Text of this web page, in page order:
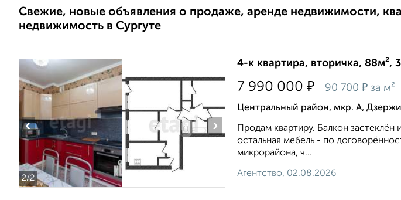
Свежие, новые объявления о продаже, аренде недвижимости,
недвижимость в Сургуте
2/2
‹ ›
4-к квартира, вторичка, 88м²,
7 990 000 ₽ 90 700 ₽ за м²
Центральный район, мкр. А,
Продам квартиру. Балкон
остальная мебель - по
микрорайона, ч...
Агентство, 02.08.2026